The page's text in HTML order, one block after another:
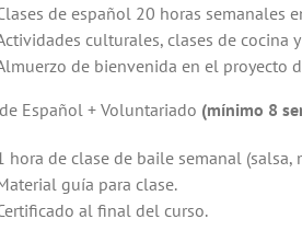
de español 20 horas semanales
culturales, clases de
de bienvenida en el proyecto
Español + Voluntariado (mínimo 8
hora de clase de baile semanal
guía para clase.
al final del curso.